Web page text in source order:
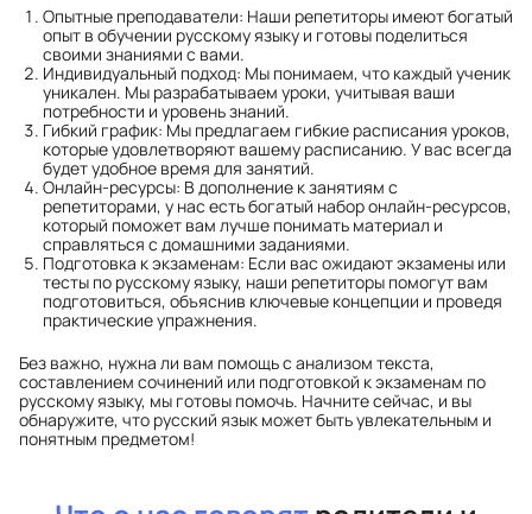
Опытные преподаватели: Наши репетиторы имеют богатый
опыт в обучении русскому языку и готовы поделиться
своими знаниями с вами.
Индивидуальный подход: Мы понимаем, что каждый ученик
уникален. Мы разрабатываем уроки, учитывая ваши
потребности и уровень знаний.
Гибкий график: Мы предлагаем гибкие расписания уроков,
которые удовлетворяют вашему расписанию. У вас всегда
будет удобное время для занятий.
Онлайн-ресурсы: В дополнение к занятиям с
репетиторами, у нас есть богатый набор онлайн-ресурсов,
который поможет вам лучше понимать материал и
справляться с домашними заданиями.
Подготовка к экзаменам: Если вас ожидают экзамены или
тесты по русскому языку, наши репетиторы помогут вам
подготовиться, объяснив ключевые концепции и проведя
практические упражнения.
Без важно, нужна ли вам помощь с анализом текста,
составлением сочинений или подготовкой к экзаменам по
русскому языку, мы готовы помочь. Начните сейчас, и вы
обнаружите, что русский язык может быть увлекательным и
понятным предметом!